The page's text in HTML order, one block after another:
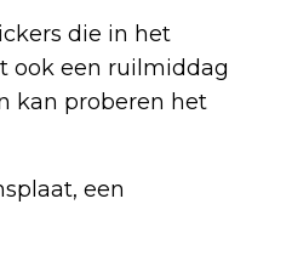
die in het
ook een ruilmiddag
kan proberen het
een